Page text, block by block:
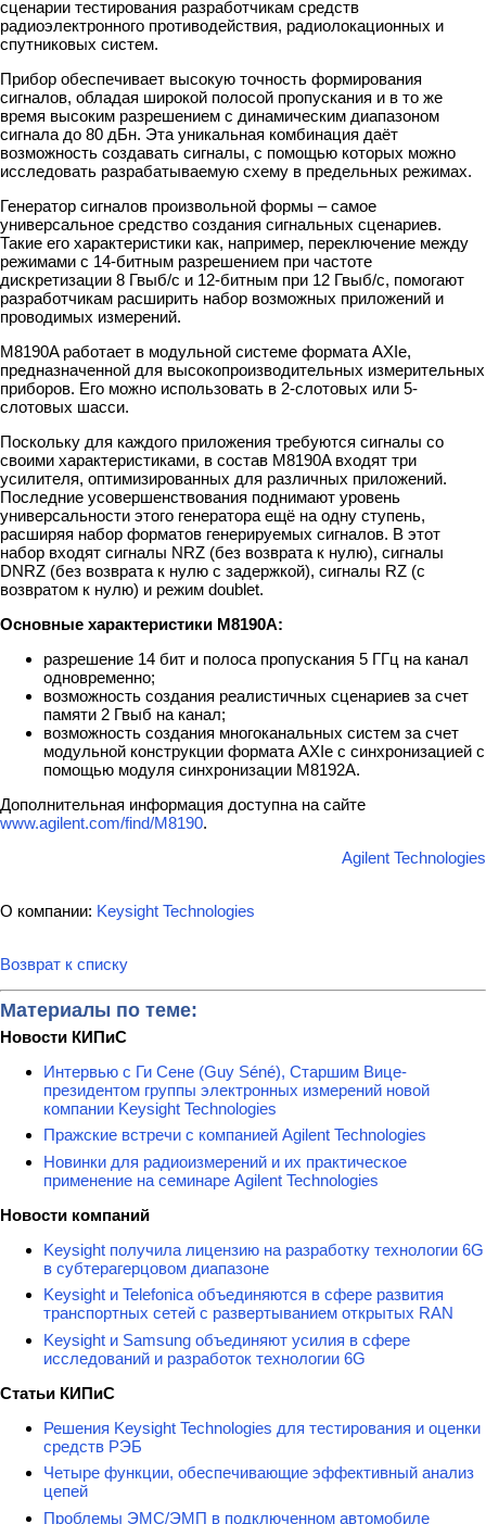
сценарии тестирования разработчикам средств
радиоэлектронного противодействия, радиолокационных и
спутниковых систем.
Прибор обеспечивает высокую точность формирования
сигналов, обладая широкой полосой пропускания и в то же
время высоким разрешением с динамическим диапазоном
сигнала до 80 дБн. Эта уникальная комбинация даёт
возможность создавать сигналы, с помощью которых можно
исследовать разрабатываемую схему в предельных режимах.
Генератор сигналов произвольной формы – самое
универсальное средство создания сигнальных сценариев.
Такие его характеристики как, например, переключение между
режимами с 14-битным разрешением при частоте
дискретизации 8 Гвыб/с и 12-битным при 12 Гвыб/с, помогают
разработчикам расширить набор возможных приложений и
проводимых измерений.
M8190A работает в модульной системе формата AXIe,
предназначенной для высокопроизводительных измерительных
приборов. Его можно использовать в 2-слотовых или 5-
слотовых шасси.
Поскольку для каждого приложения требуются сигналы со
своими характеристиками, в состав M8190A входят три
усилителя, оптимизированных для различных приложений.
Последние усовершенствования поднимают уровень
универсальности этого генератора ещё на одну ступень,
расширяя набор форматов генерируемых сигналов. В этот
набор входят сигналы NRZ (без возврата к нулю), сигналы
DNRZ (без возврата к нулю с задержкой), сигналы RZ (с
возвратом к нулю) и режим doublet.
Основные характеристики M8190A:
разрешение 14 бит и полоса пропускания 5 ГГц на канал
одновременно;
возможность создания реалистичных сценариев за счет
памяти 2 Гвыб на канал;
возможность создания многоканальных систем за счет
модульной конструкции формата AXIe с синхронизацией с
помощью модуля синхронизации М8192А.
Дополнительная информация доступна на сайте
www.agilent.com/find/M8190.
Agilent Technologies
О компании: Keysight Technologies
Возврат к списку
Материалы по теме:
Новости КИПиС
Интервью с Ги Сене (Guy Séné), Старшим Вице-
президентом группы электронных измерений новой
компании Keysight Technologies
Пражские встречи с компанией Agilent Technologies
Новинки для радиоизмерений и их практическое
применение на семинаре Agilent Technologies
Новости компаний
Keysight получила лицензию на разработку технологии 6G
в субтерагерцовом диапазоне
Keysight и Telefonica объединяются в сфере развития
транспортных сетей с развертыванием открытых RAN
Keysight и Samsung объединяют усилия в сфере
исследований и разработок технологии 6G
Статьи КИПиС
Решения Keysight Technologies для тестирования и оценки
средств РЭБ
Четыре функции, обеспечивающие эффективный анализ
цепей
Проблемы ЭМС/ЭМП в подключенном автомобиле